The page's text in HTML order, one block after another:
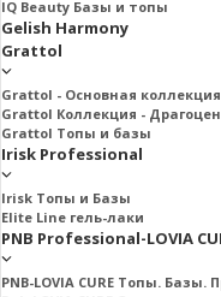
IQ Beauty Базы и топы
Gelish Harmony
Grattol
Grattol - Oснoвнaя коллекция
Grattol Коллекция -
Grattol Топы и базы
Irisk Professional
Irisk Топы и Базы
Elite Line гель-лаки
PNB Professional-LOVIA
PNB-LOVIA CURE Топы. Базы.